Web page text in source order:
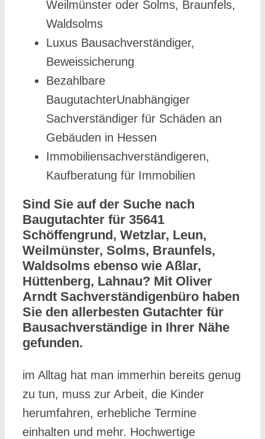
Weilmünster oder Solms, Braunfels,
Waldsolms
Luxus Bausachverständiger,
Beweissicherung
Bezahlbare
BaugutachterUnabhängiger
Sachverständiger für Schäden an
Gebäuden in Hessen
Immobiliensachverständigeren,
Kaufberatung für Immobilien
Sind Sie auf der Suche nach
Baugutachter für 35641
Schöffengrund, Wetzlar, Leun,
Weilmünster, Solms, Braunfels,
Waldsolms ebenso wie Aßlar,
Hüttenberg, Lahnau? Mit Oliver
Arndt Sachverständigenbüro haben
Sie den allerbesten Gutachter für
Bausachverständige in Ihrer Nähe
gefunden.
im Alltag hat man immerhin bereits genug
zu tun, muss zur Arbeit, die Kinder
herumfahren, erhebliche Termine
einhalten und mehr. Hochwertige